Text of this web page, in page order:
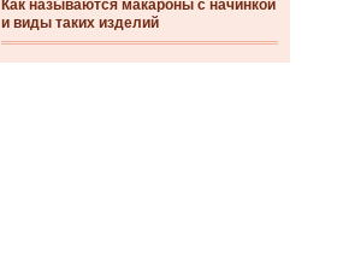
Как называются макароны с начинкой
и виды таких изделий